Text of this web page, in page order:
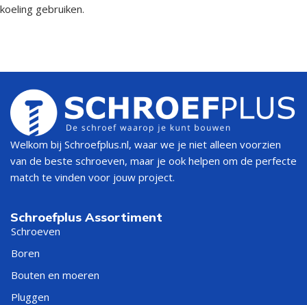
koeling gebruiken.
Welkom bij Schroefplus.nl, waar we je niet alleen voorzien
van de beste schroeven, maar je ook helpen om de perfecte
match te vinden voor jouw project.
Schroefplus Assortiment
Schroeven
Boren
Bouten en moeren
Pluggen